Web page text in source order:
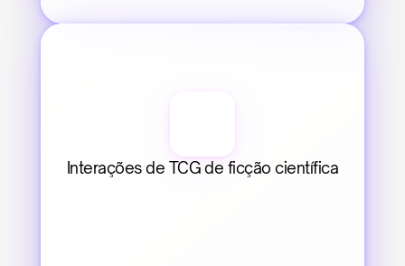
Interações de TCG de ficção científica